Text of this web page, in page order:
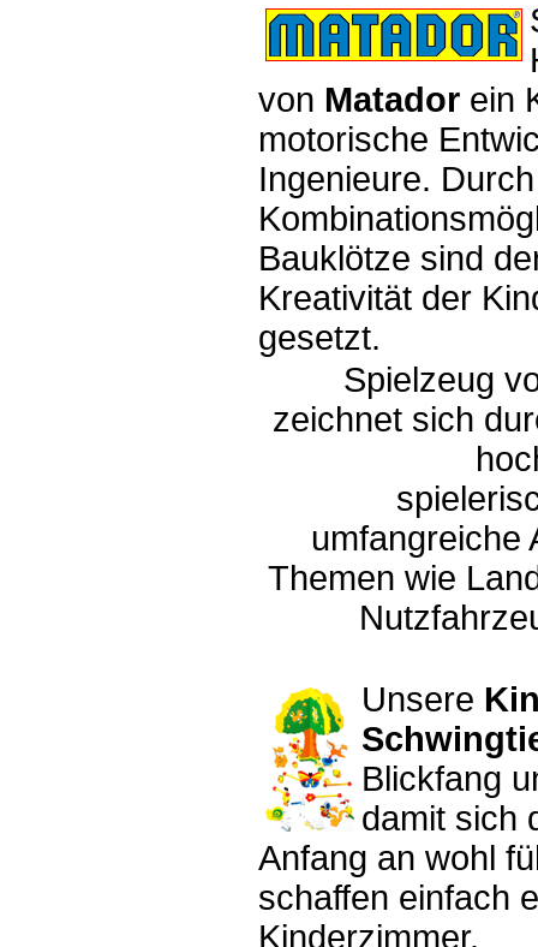
von Matador ein
motorische
Ingenieure.
Bauklötze sind
Kreativität der
gesetzt.
Spielzeug
zeichnet sich
umfangreiche
Themen wie
Unsere
Blickfang
damit sich
Anfang an wohl
schaffen einfach
Kinderzimmer.